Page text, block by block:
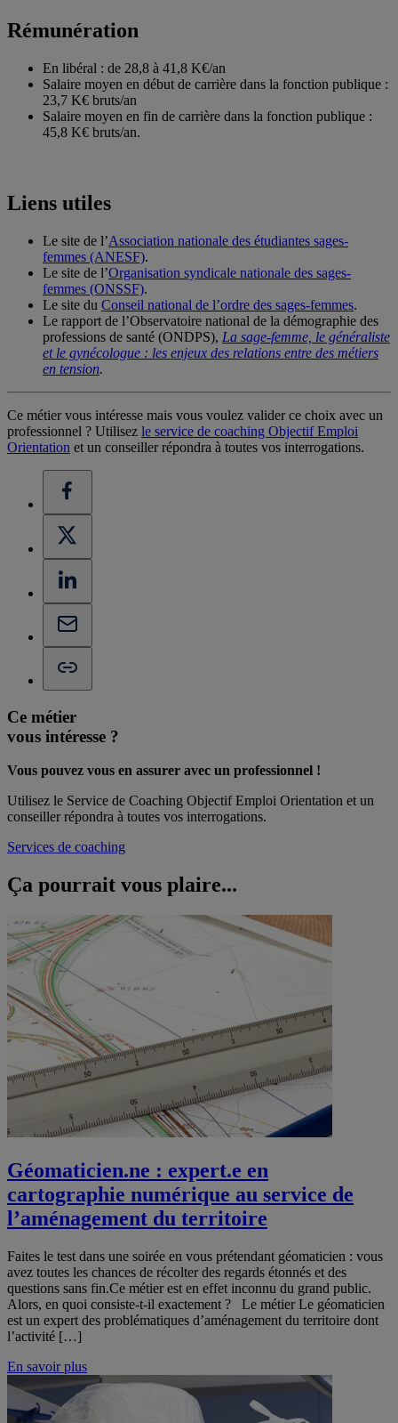
Rémunération
En libéral : de 28,8 à 41,8 K€/an
Salaire moyen en début de carrière dans la fonction publique :
23,7 K€ bruts/an
Salaire moyen en fin de carrière dans la fonction publique :
45,8 K€ bruts/an.
Liens utiles
Le site de l’Association nationale des étudiantes sages-
femmes (ANESF).
Le site de l’Organisation syndicale nationale des sages-
femmes (ONSSF).
Le site du Conseil national de l’ordre des sages-femmes.
Le rapport de l’Observatoire national de la démographie des
professions de santé (ONDPS), La sage-femme, le généraliste
et le gynécologue : les enjeux des relations entre des métiers
en tension.
Ce métier vous intéresse mais vous voulez valider ce choix avec un
professionnel ? Utilisez le service de coaching Objectif Emploi
Orientation et un conseiller répondra à toutes vos interrogations.
Ce métier
vous intéresse ?
Vous pouvez vous en assurer avec un professionnel !
Utilisez le Service de Coaching Objectif Emploi Orientation et un
conseiller répondra à toutes vos interrogations.
Services de coaching
Ça pourrait vous plaire...
Géomaticien.ne : expert.e en
cartographie numérique au service de
l’aménagement du territoire
Faites le test dans une soirée en vous prétendant géomaticien : vous
avez toutes les chances de récolter des regards étonnés et des
questions sans fin.Ce métier est en effet inconnu du grand public.
Alors, en quoi consiste-t-il exactement ? Le métier Le géomaticien
est un expert des problématiques d’aménagement du territoire dont
l’activité […]
En savoir plus